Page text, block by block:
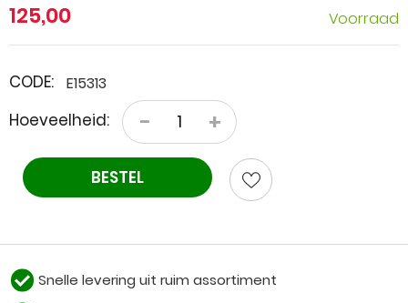
125,00 Voorraad
CODE: E15313
Hoeveelheid: +
−
BESTEL
Snelle levering uit ruim assortiment